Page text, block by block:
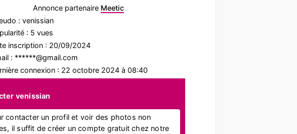
Annonce partenaire Meetic
: venissian
: 5 vues
inscription : 20/09/2024
: ******@gmail.com
connexion : 22 octobre 2024 à 08:40
venissian
contacter un profil et voir des photos non
il suffit de créer un compte gratuit chez notre